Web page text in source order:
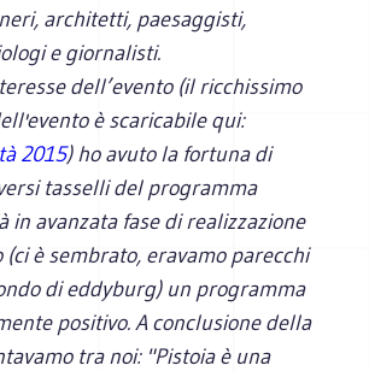
architetti, paesaggisti,
e giornalisti.
dell’evento (il ricchissimo
è scaricabile qui:
2015) ho avuto la fortuna di
tasselli del programma
in avanzata fase di realizzazione
(ci è sembrato, eravamo parecchi
di eddyburg) un programma
positivo. A conclusione della
tra noi: "Pistoia è una